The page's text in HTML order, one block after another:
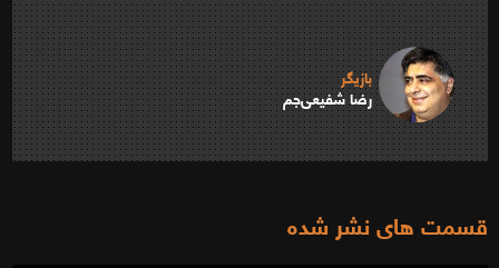
بازیگر
رضا شفیعی‌جم
قسمت های نشر شده